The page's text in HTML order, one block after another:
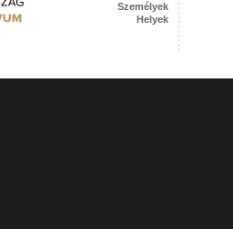
Személyek
Helyek